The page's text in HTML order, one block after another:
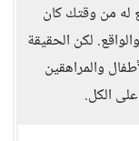
له من وقتك كان
لكن الحقيقة
والمراهقين
الكل.